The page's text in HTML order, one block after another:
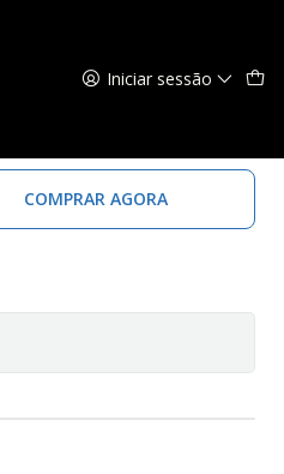
Iniciar sessão
COMPRAR AGORA